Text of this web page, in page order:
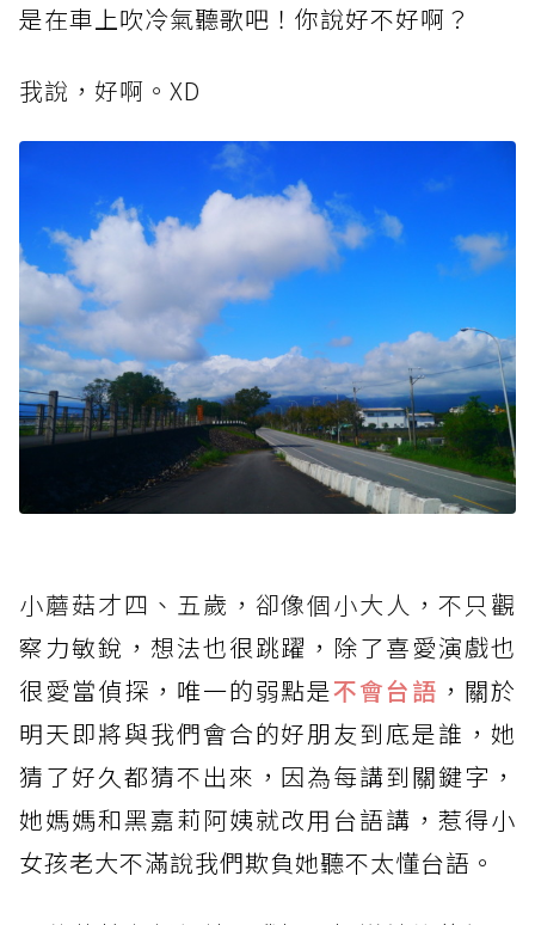
是在車上吹冷氣聽歌吧！你說好不好啊？
我說，好啊。XD
小蘑菇才四、五歲，卻像個小大人，不只觀
察力敏銳，想法也很跳躍，除了喜愛演戲也
很愛當偵探，唯一的弱點是不會台語 ，關於
明天即將與我們會合的好朋友到底是誰，她
猜了好久都猜不出來，因為每講到關鍵字，
她媽媽和黑嘉莉阿姨就改用台語講，惹得小
女孩老大不滿說我們欺負她聽不太懂台語。